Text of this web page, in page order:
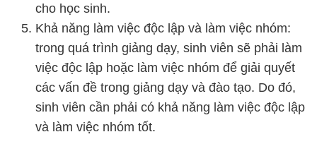
cho học sinh.
Khả năng làm việc độc lập và làm việc nhóm:
trong quá trình giảng dạy, sinh viên sẽ phải làm
việc độc lập hoặc làm việc nhóm để giải quyết
các vấn đề trong giảng dạy và đào tạo. Do đó,
sinh viên cần phải có khả năng làm việc độc lập
và làm việc nhóm tốt.